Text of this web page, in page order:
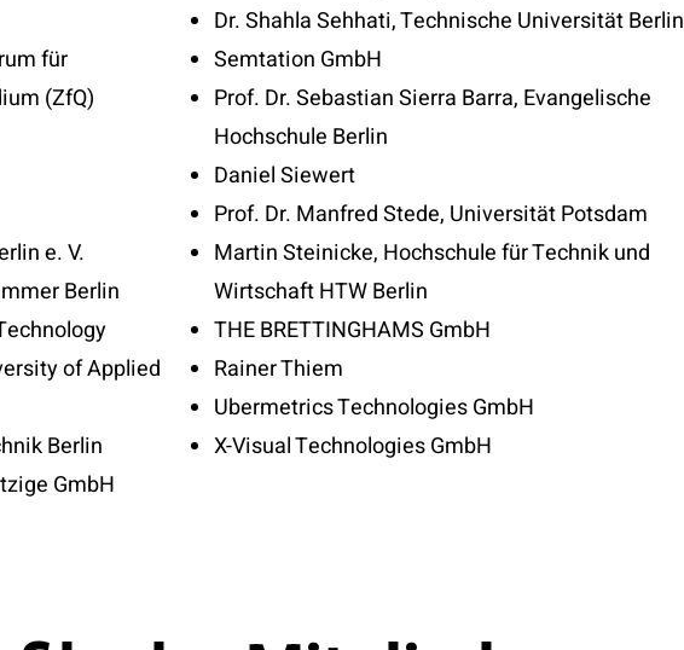
für
(ZfQ)
e. V.
Berlin
of Applied
Berlin
GmbH
Dr. Shahla Sehhati, Technische Universität Berlin
Semtation GmbH
Prof. Dr. Sebastian Sierra Barra, Evangelische
Hochschule Berlin
Daniel Siewert
Prof. Dr. Manfred Stede, Universität Potsdam
Martin Steinicke, Hochschule für Technik und
Wirtschaft HTW Berlin
THE BRETTINGHAMS GmbH
Rainer Thiem
Ubermetrics Technologies GmbH
X-Visual Technologies GmbH